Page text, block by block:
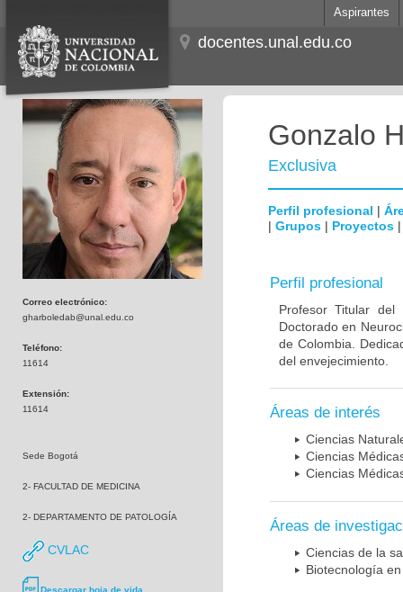
Aspirantes
docentes.unal.edu.co
Correo electrónico:
gharboledab@unal.edu.co
Teléfono:
11614
Extensión:
11614
Sede Bogotá
2- FACULTAD DE MEDICINA
2- DEPARTAMENTO DE PATOLOGÍA
CVLAC
Descargar hoja de vida
Gonzalo
Exclusiva
Perfil profesional |
| Grupos | Proyectos
Perfil profesional
Profesor Titular
Doctorado en
de Colombia.
del envejecimiento.
Áreas de interés
Ciencias
Ciencias
Ciencias
Áreas de
Ciencias de la
Biotecnología